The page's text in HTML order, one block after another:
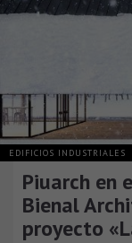
EDIFICIOS INDUSTRIALES
Piuarch en
Bienal
proyecto